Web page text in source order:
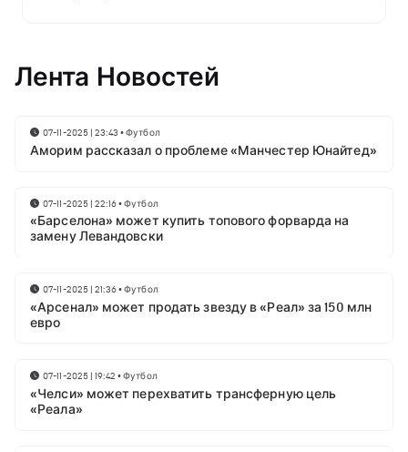
Лента Новостей
07-11-2025 | 23:43 •Футбол
Аморим рассказал о проблеме «Манчестер Юнайтед»
07-11-2025 | 22:16•Футбол
«Барселона» может купить топового форварда на
замену Левандовски
07-11-2025 | 21:36•Футбол
«Арсенал» может продать звезду в «Реал» за 150 млн
евро
07-11-2025 | 19:42 •Футбол
«Челси» может перехватить трансферную цель
«Реала»